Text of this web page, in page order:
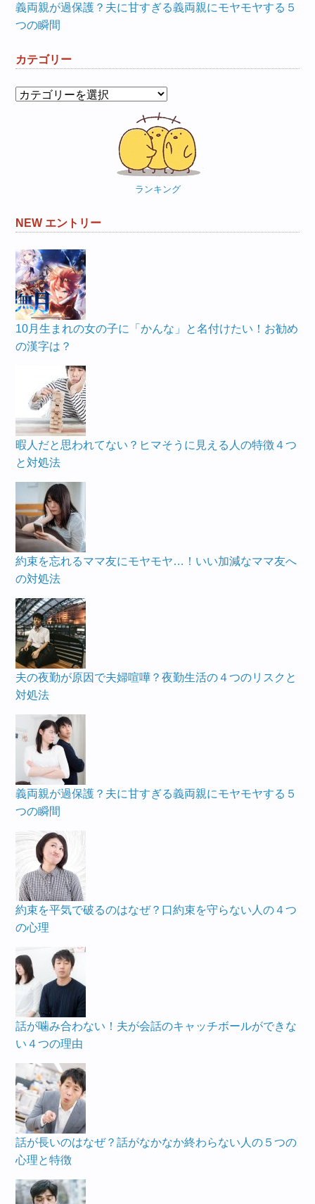
義両親が過保護？夫に甘すぎる義両親にモヤモヤする５
つの瞬間
カテゴリー
カ
ランキング
NEW エントリー
10月生まれの女の子に「かんな」と名付けたい！お勧め
の漢字は？
暇人だと思われてない？ヒマそうに見える人の特徴４つ
と対処法
約束を忘れるママ友にモヤモヤ…！いい加減なママ友へ
の対処法
夫の夜勤が原因で夫婦喧嘩？夜勤生活の４つのリスクと
対処法
義両親が過保護？夫に甘すぎる義両親にモヤモヤする５
つの瞬間
約束を平気で破るのはなぜ？口約束を守らない人の４つ
の心理
話が噛み合わない！夫が会話のキャッチボールができな
い４つの理由
話が長いのはなぜ？話がなかなか終わらない人の５つの
心理と特徴